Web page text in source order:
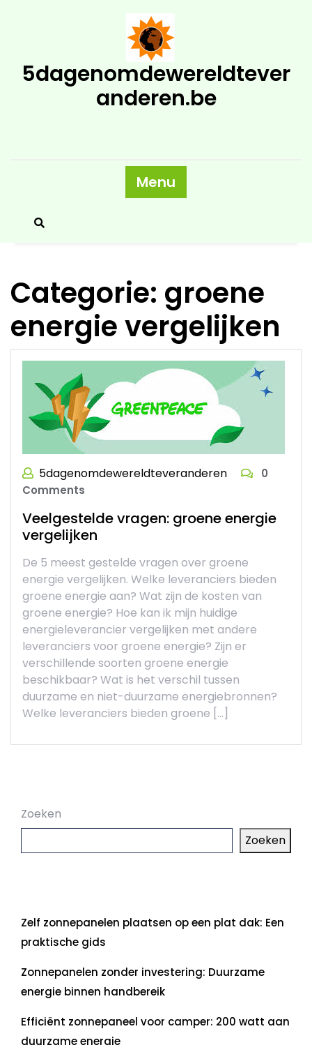
5dagenomdewereldtever
anderen.be
Menu
Categorie: groene
energie vergelijken
5dagenomdewereldteveranderen
0
Comments
Veelgestelde vragen: groene energie
vergelijken
De 5 meest gestelde vragen over groene
energie vergelijken. Welke leveranciers bieden
groene energie aan? Wat zijn de kosten van
groene energie? Hoe kan ik mijn huidige
energieleverancier vergelijken met andere
leveranciers voor groene energie? Zijn er
verschillende soorten groene energie
beschikbaar? Wat is het verschil tussen
duurzame en niet-duurzame energiebronnen?
Welke leveranciers bieden groene […]
Zoeken
Zoeken
Zelf zonnepanelen plaatsen op een plat dak: Een
praktische gids
Zonnepanelen zonder investering: Duurzame
energie binnen handbereik
Efficiënt zonnepaneel voor camper: 200 watt aan
duurzame energie